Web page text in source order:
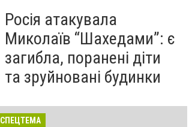
Росія атакувала
Миколаїв “Шахедами”: є
загибла, поранені діти
та зруйновані будинки
СПЕЦТЕМА